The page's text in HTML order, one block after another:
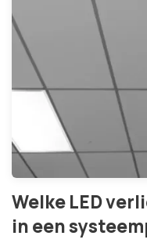
Welke LED
in een